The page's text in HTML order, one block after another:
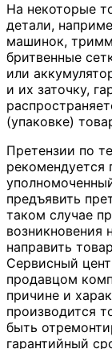
На некоторые
детали,
машинок,
бритвенные
или
и их заточку,
(упаковке)
Претензии по
рекомендуется
предъявить
таком случае
возникновения
направить
Сервисный
продавцом
причине и
производится
быть
гарантийный